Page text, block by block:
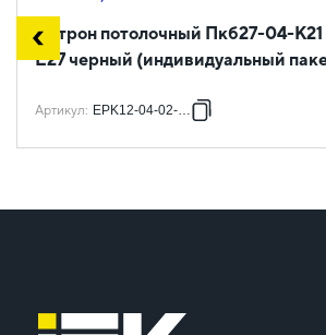
Патрон потолочный Пкб27-04-
Е27 черный (индивидуальный
Артикул: EPK12-04-02-K01